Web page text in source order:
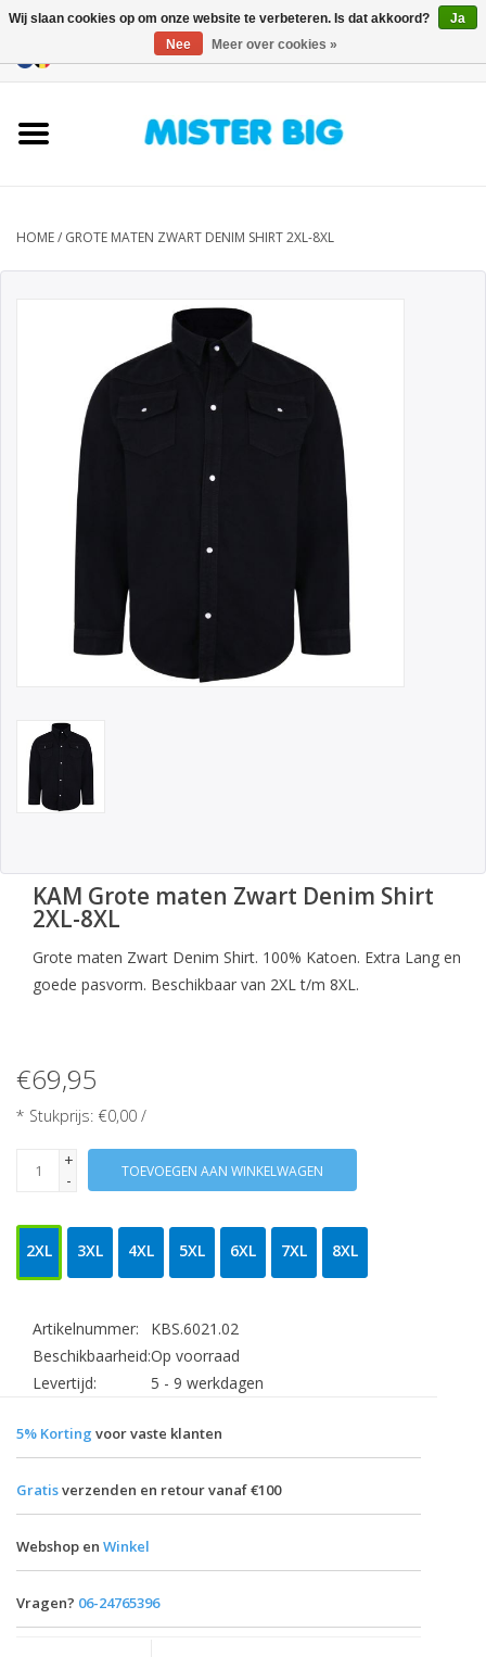
Onze Winkel
HOME/ GROTE MATEN ZWART DENIM SHIRT 2XL-8XL
KAM Grote maten Zwart Denim Shirt
2XL-8XL
Grote maten Zwart Denim Shirt. 100% Katoen. Extra Lang en
goede pasvorm. Beschikbaar van 2XL t/m 8XL.
€69,95
* Stukprijs: €0,00 /
+
-
TOEVOEGEN AAN WINKELWAGEN
2XL 3XL 4XL 5XL 6XL 7XL 8XL
Artikelnummer:
KBS.6021.02
Beschikbaarheid:Op voorraad
Levertijd:
5 - 9 werkdagen
5% Korting voor vaste klanten
Gratisverzenden en retour vanaf €100
Webshop en Winkel
Vragen? 06-24765396
Wij slaan cookies op om onze website te verbeteren. Is dat akkoord?
Ja
Nee
Meer over cookies »